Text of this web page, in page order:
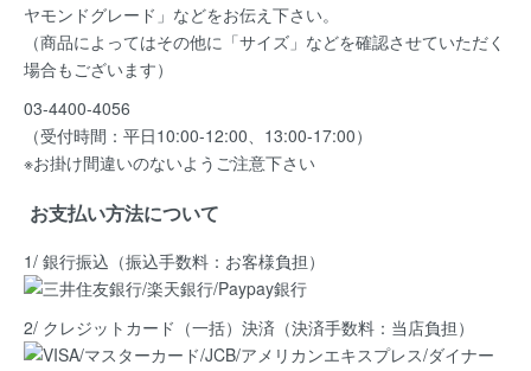
ヤモンドグレード」などをお伝え下さい。
（商品によってはその他に「サイズ」などを確認させていただく
場合もございます）
03-4400-4056
（受付時間：平日10:00-12:00、13:00-17:00）
※お掛け間違いのないようご注意下さい
お支払い方法について
1/ 銀行振込（振込手数料：お客様負担）
2/ クレジットカード（一括）決済 （決済手数料：当店負担）